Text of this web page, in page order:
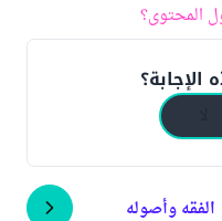
المحتوى؟
الفقه وأصوله